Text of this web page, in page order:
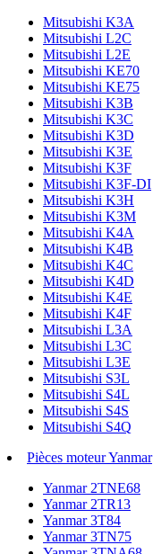
Mitsubishi K3A
Mitsubishi L2C
Mitsubishi L2E
Mitsubishi KE70
Mitsubishi KE75
Mitsubishi K3B
Mitsubishi K3C
Mitsubishi K3D
Mitsubishi K3E
Mitsubishi K3F
Mitsubishi K3F-DI
Mitsubishi K3H
Mitsubishi K3M
Mitsubishi K4A
Mitsubishi K4B
Mitsubishi K4C
Mitsubishi K4D
Mitsubishi K4E
Mitsubishi K4F
Mitsubishi L3A
Mitsubishi L3C
Mitsubishi L3E
Mitsubishi S3L
Mitsubishi S4L
Mitsubishi S4S
Mitsubishi S4Q
Pièces moteur Yanmar
Yanmar 2TNE68
Yanmar 2TR13
Yanmar 3T84
Yanmar 3TN75